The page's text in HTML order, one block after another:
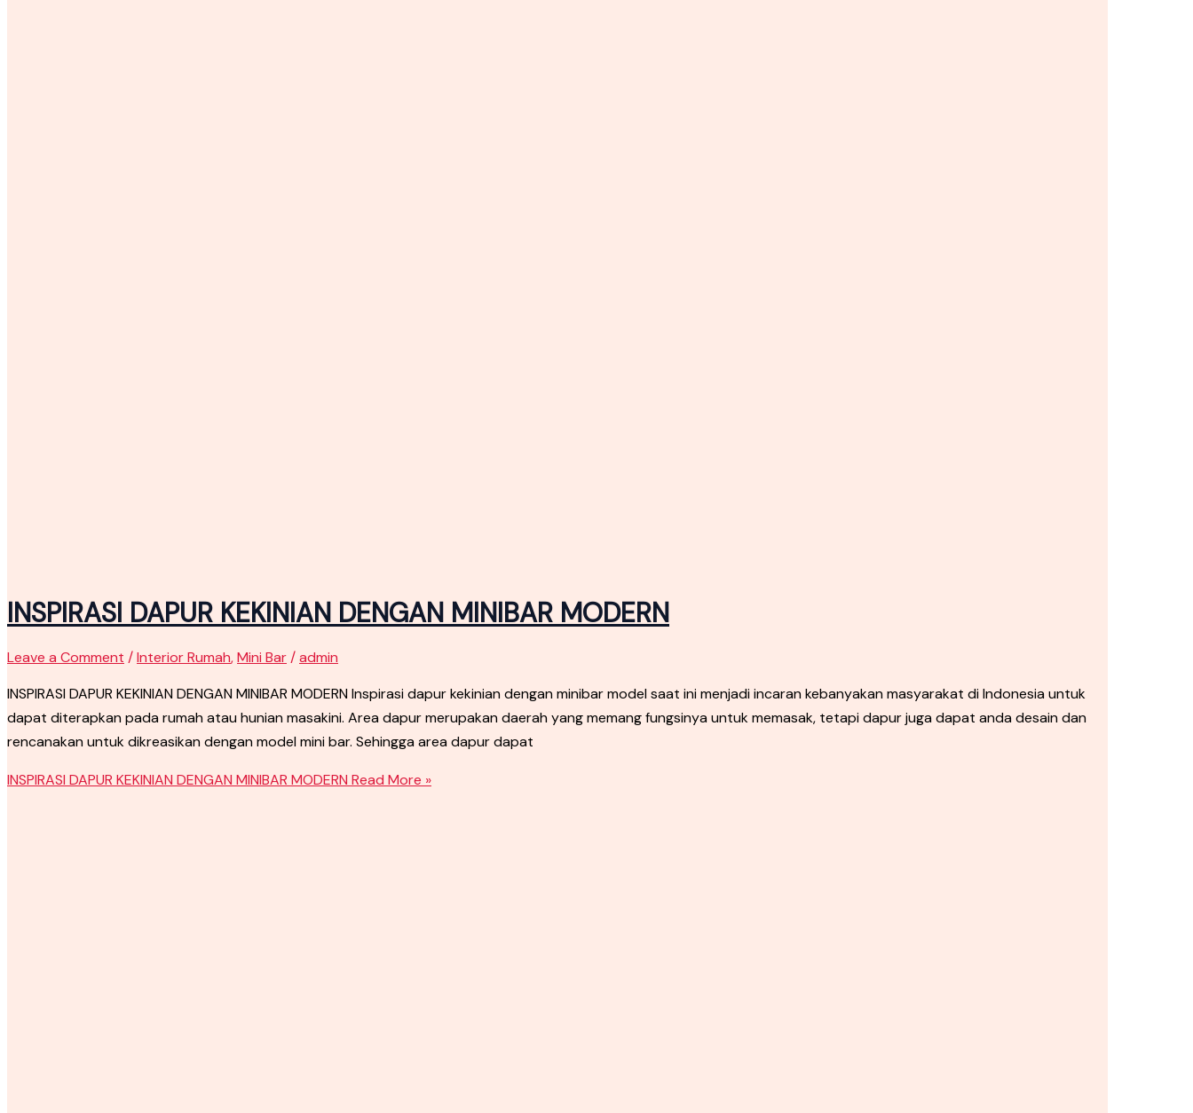
INSPIRASI DAPUR KEKINIAN DENGAN MINIBAR MODERN
Leave a Comment /Interior Rumah,Mini Bar /admin
INSPIRASI DAPUR KEKINIAN DENGAN MINIBAR MODERN Inspirasi dapur kekinian dengan minibar model saat ini menjadi incaran kebanyakan masyarakat di Indonesia untuk
dapat diterapkan pada rumah atau hunian masakini. Area dapur merupakan daerah yang memang fungsinya untuk memasak, tetapi dapur juga dapat anda desain dan
rencanakan untuk dikreasikan dengan model mini bar. Sehingga area dapur dapat
INSPIRASI DAPUR KEKINIAN DENGAN MINIBAR MODERN Read More »